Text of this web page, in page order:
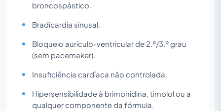
broncospástico.
Bradicardia sinusal.
Bloqueio aurículo-ventricular de 2.º/3.º grau
(sem pacemaker).
Insuficiência cardíaca não controlada.
Hipersensibilidade à brimonidina, timolol ou a
qualquer componente da fórmula.